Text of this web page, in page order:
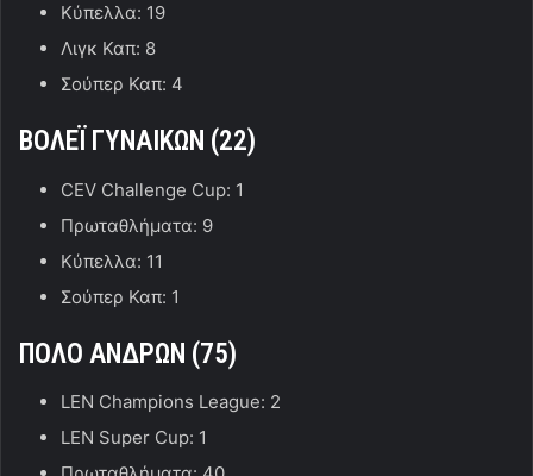
Κύπελλα: 19
Λιγκ Καπ: 8
Σούπερ Καπ: 4
ΒΟΛΕΪ ΓΥΝΑΙΚΩΝ (22)
CEV Challenge Cup: 1
Πρωταθλήματα: 9
Κύπελλα: 11
Σούπερ Καπ: 1
ΠΟΛΟ ΑΝΔΡΩΝ (75)
LEN Champions League: 2
LEN Super Cup: 1